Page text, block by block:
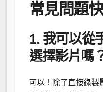
常見問題
1. 我可以從
選擇影片嗎
可以！除了直接錄製